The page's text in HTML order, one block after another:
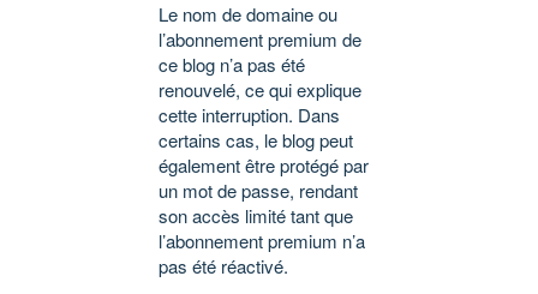
Le nom de domaine ou
l’abonnement premium de
ce blog n’a pas été
renouvelé, ce qui explique
cette interruption. Dans
certains cas, le blog peut
également être protégé par
un mot de passe, rendant
son accès limité tant que
l’abonnement premium n’a
pas été réactivé.